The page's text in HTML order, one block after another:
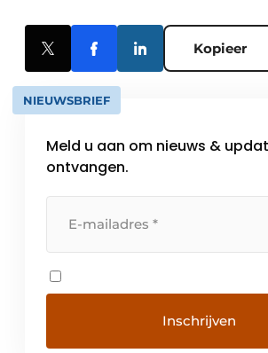
Kopieer
NIEUWSBRIEF
Meld u aan om nieuws &
ontvangen.